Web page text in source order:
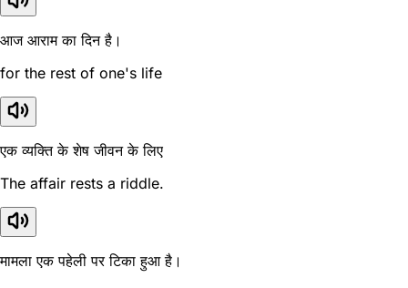
आज आराम का दिन है।
for the rest of one's life
एक व्यक्ति के शेष जीवन के लिए
The affair rests a riddle.
मामला एक पहेली पर टिका हुआ है।